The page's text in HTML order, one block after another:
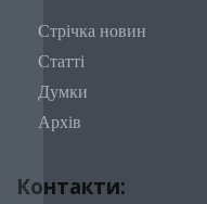
Стрічка новин
Статті
Думки
Архів
Контакти: